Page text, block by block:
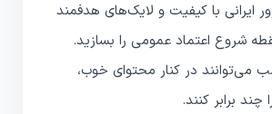
ایرانی با کیفیت و لایک‌های هدفمند
شروع اعتماد عمومی را بسازید.
در کنار محتوای خوب،
برابر کنند.